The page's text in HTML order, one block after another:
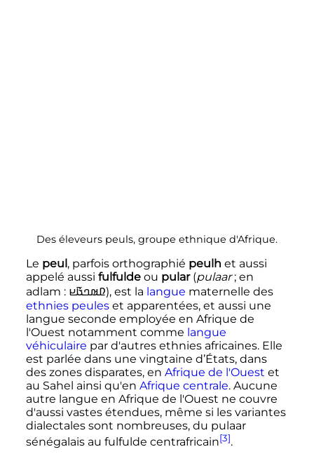
Des éleveurs peuls, groupe ethnique d'Afrique.
Le peul, parfois orthographié peulh et aussi
appelé aussi fulfuldeou pular(pulaar ; en
adlam : 𞤆𞤵𞤤𞤢𞥄𞤪), est la langue maternelle des
ethnies peuleset apparentées, et aussi une
langue seconde employée en Afrique de
l'Ouest notamment comme langue
véhiculaire par d'autres ethnies africaines. Elle
est parlée dans une vingtaine d’États, dans
des zones disparates, en Afrique de l'Ouest et
au Sahel ainsi qu'en Afrique centrale. Aucune
autre langue en Afrique de l'Ouest ne couvre
d'aussi vastes étendues, même si les variantes
dialectales sont nombreuses, du pulaar
sénégalais au fulfulde centrafricain[3].